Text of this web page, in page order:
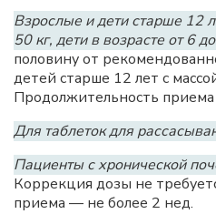
Взрослые и дети старше 12
50 кг, дети в возрасте от 6
половину от
детей старше 12 лет с
Продолжительность
Для таблеток для
Пациенты с хронической
Коррекция дозы не
приема — не более 2 нед.